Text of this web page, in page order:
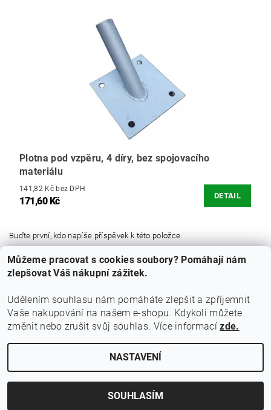
Plotna pod vzpěru, 4 díry, bez spojovacího
materiálu
141,82 Kč bez DPH
171,60 Kč DETAIL
Buďte první, kdo napíše příspěvek k této položce.
Přidat komentář
Podmínky ochrany osobních údajů | Doprava a obchodní podmínky
| Formulář odstoupení od smlouvy
2026 ©Pletivo-Beroun.cz, všechna práva vyhrazenaUpravit nastavení cookies
Vytvořil Shoptet
Můžeme pracovat s cookies soubory? Pomáhají nám
zlepšovat Váš nákupní zážitek.
Udělením souhlasu nám pomáháte zlepšit a zpříjemnit
Vaše nakupování na našem e-shopu. Kdykoli můžete
změnit nebo zrušit svůj souhlas. Více informacízde.
NASTAVENÍ
SOUHLASÍM